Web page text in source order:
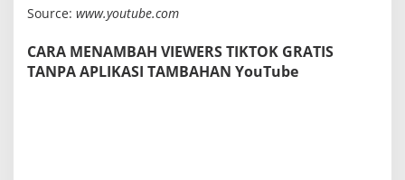
Source: www.youtube.com
CARA MENAMBAH VIEWERS TIKTOK GRATIS
TANPA APLIKASI TAMBAHAN YouTube